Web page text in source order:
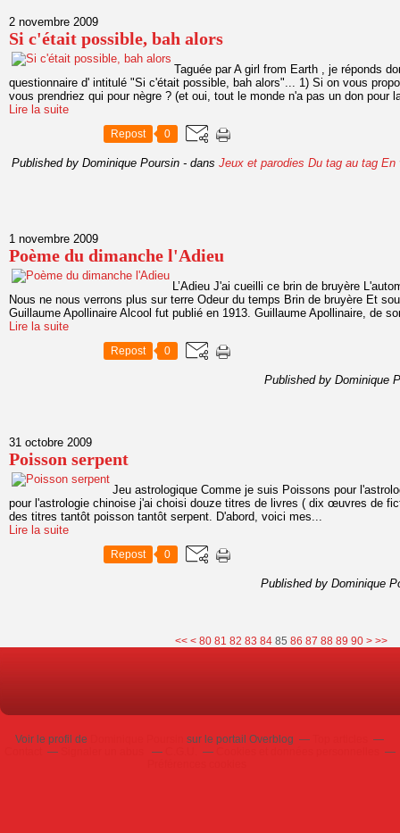
2 novembre 2009
Si c'était possible, bah alors
Taguée par A girl from Earth , je réponds
questionnaire d' intitulé "Si c'était possible, bah alors"... 1) Si on vous
vous prendriez qui pour nègre ? (et oui, tout le monde n'a pas un don pour
Lire la suite
Repost 0
Published by Dominique Poursin - dans Jeux et parodies Du tag au tag En
1 novembre 2009
Poème du dimanche l'Adieu
L’Adieu J'ai cueilli ce brin de bruyère
Nous ne nous verrons plus sur terre Odeur du temps Brin de bruyère Et
Guillaume Apollinaire Alcool fut publié en 1913. Guillaume Apollinaire, de
Lire la suite
Repost 0
Published by Dominique
31 octobre 2009
Poisson serpent
Jeu astrologique Comme je suis Poissons pour
pour l'astrologie chinoise j'ai choisi douze titres de livres ( dix œuvres de
des titres tantôt poisson tantôt serpent. D'abord, voici mes...
Lire la suite
Repost 0
Published by Dominique
<< < 10
20
30
40
50
60
70
80 81 82 83 84 85 86 87 88 89 90 100
> >>
Voir le profil de sur le portail Overblog